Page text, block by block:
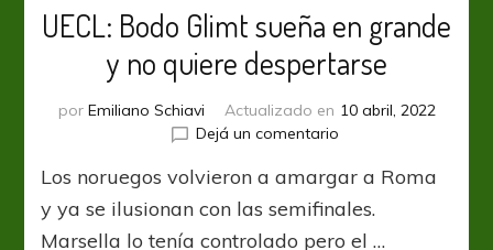
UECL: Bodo Glimt sueña en grande
y no quiere despertarse
por Emiliano Schiavi Actualizado en 10 abril, 2022
Dejá un comentarioen
Bodo
Glimt
Los noruegos volvieron a amargar a Roma
y ya se ilusionan con las semifinales.
Marsella lo tenía controlado pero el …